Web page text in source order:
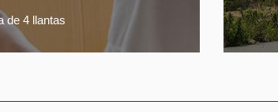
de 4 llantas